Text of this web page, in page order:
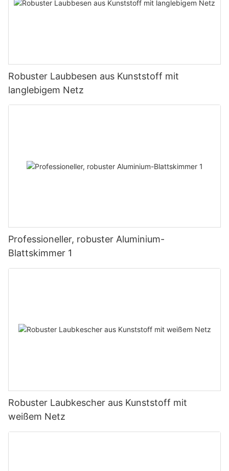
Robuster Laubbesen aus Kunststoff mit
langlebigem Netz
Professioneller, robuster Aluminium-
Blattskimmer 1
Robuster Laubkescher aus Kunststoff mit
weißem Netz